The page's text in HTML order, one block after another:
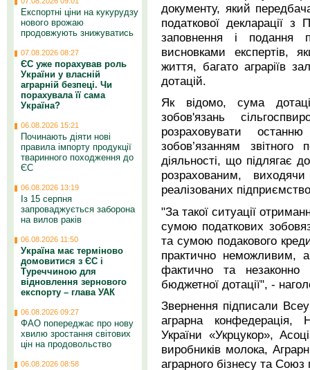
документу, який
податкової декларації
заповнення і подання
висновками експертів,
життя, багато аграріїв
дотацій.
Як відомо, сума
зобов'язань
розраховувати
зобов’язанням
діяльності, що підлягає
розрахованим,
реалізованих
"За такої ситуації
сумою податкових
та сумою подакового
практично неможливим, а
фактично та незаконно
бюджетної дотації", -
Звернення підписали
аграрна конфедерація,
України «Укрцукор»,
виробників молока,
аграрного бізнесу та Союз
Експортні ціни на кукурудзу
нового врожаю
продовжують знижуватись
07.08.2026 08:27
ЄС уже порахував роль
України у власній
аграрній безпеці. Чи
порахувала її сама
Україна?
06.08.2026 15:21
Починають діяти нові
правила імпорту продукції
тваринного походження до
ЄС
06.08.2026 13:19
Із 15 серпня
запроваджується заборона
на вилов раків
06.08.2026 11:50
Україна має терміново
домовитися з ЄС і
Туреччиною для
відновлення зернового
експорту – глава УАК
06.08.2026 09:27
ФАО попереджає про нову
хвилю зростання світових
цін на продовольство
06.08.2026 08:58